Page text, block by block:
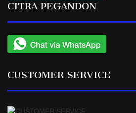
CITRA PEGANDON
CUSTOMER SERVICE